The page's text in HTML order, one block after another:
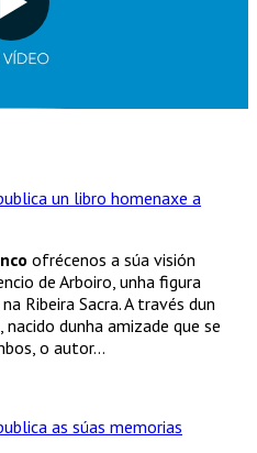
un libro homenaxe a
ofrécenos a súa visión
de Arboiro, unha figura
Ribeira Sacra. A través dun
dunha amizade que se
o autor...
as súas memorias